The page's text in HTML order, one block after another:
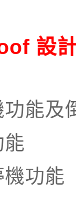
設
能及
功能